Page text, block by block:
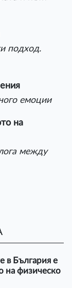
подход.
емоции
на
между
в България е
на физическо